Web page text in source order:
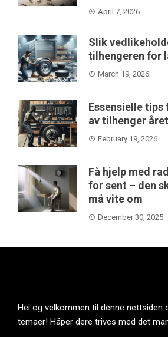
April 7, 2026
Slik
tilhengeren for
March 19, 2026
Essensielle
av tilhenger
February 19, 2026
Få hjelp med
for sent – den
må vite om
December 30, 2025
Hei og velkommen til denne nettsiden
temaer! Håper dere trives med det